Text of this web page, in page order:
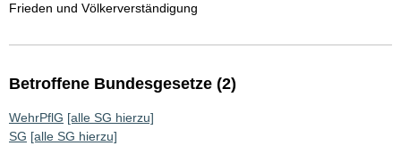
Frieden und Völkerverständigung
Betroffene Bundesgesetze (2)
WehrPflG [alle SG hierzu]
SG [alle SG hierzu]